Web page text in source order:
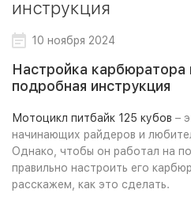
инструкция
10 ноября 2024
Настройка карбюратора
подробная инструкция
Мотоцикл питбайк 125 кубов –
начинающих райдеров и
Однако, чтобы он работал на
правильно настроить его
расскажем, как это сделать.